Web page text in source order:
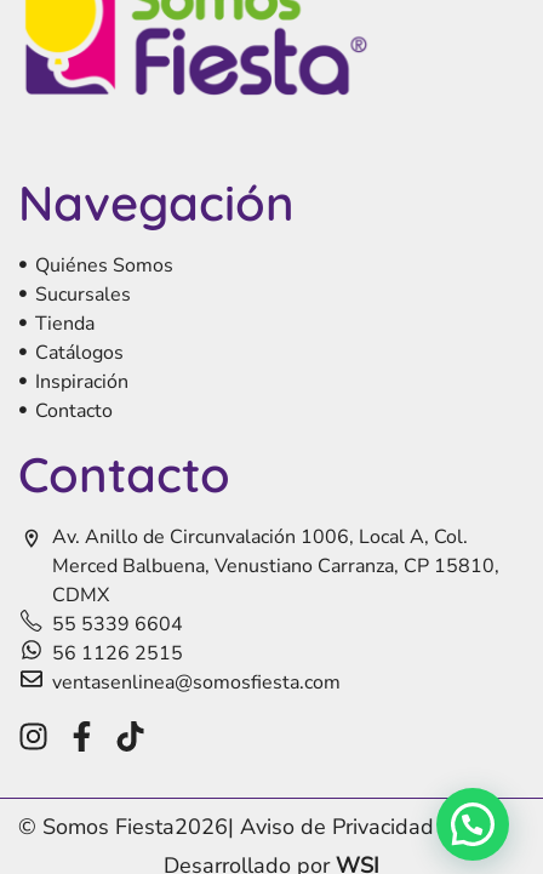
Navegación
Quiénes Somos
Sucursales
Tienda
Catálogos
Inspiración
Contacto
Contacto
Av. Anillo de Circunvalación 1006, Local A, Col.
Merced Balbuena, Venustiano Carranza, CP 15810,
CDMX
55 5339 6604
56 1126 2515
ventasenlinea@somosfiesta.com
© Somos Fiesta2026| Aviso de Privacidad
Desarrollado porWSI